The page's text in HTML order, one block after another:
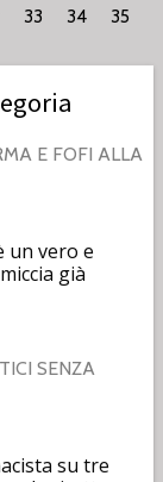
33 34
35
E FOFI ALLA
un vero e
già
SENZA
su tre